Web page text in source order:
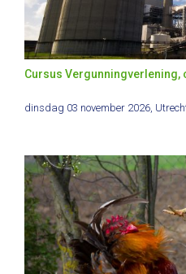
Cursus Vergunningverlening,
dinsdag 03 november 2026,